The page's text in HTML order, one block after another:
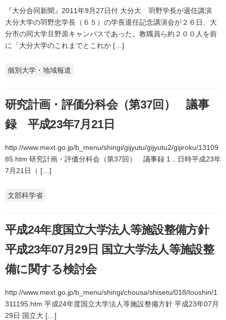
『大分合同新聞』2011年9月27日付 大分大 羽野学長が退任講演
大分大学の羽野忠学長（６５）の学長退任記念講演会が２６日、大
分市の同大学旦野原キャンパスであった。教職員ら約２００人を前
に「大分大学のこれまでとこれか […]
個別大学・地域報道
研究計画・評価分科会（第37回） 議事
録 平成23年7月21日
http://www.mext.go.jp/b_menu/shingi/gijyutu/gijyutu2/gijiroku/13109
85.htm 研究計画・評価分科会（第37回） 議事録 1．日時平成23年
7月21日（ […]
文部科学省
平成24年度国立大学法人等施設整備方針
平成23年07月29日 国立大学法人等施設整
備に関する検討会
http://www.mext.go.jp/b_menu/shingi/chousa/shisetu/018/toushin/1
311195.htm 平成24年度国立大学法人等施設整備方針 平成23年07月
29日 国立大 […]